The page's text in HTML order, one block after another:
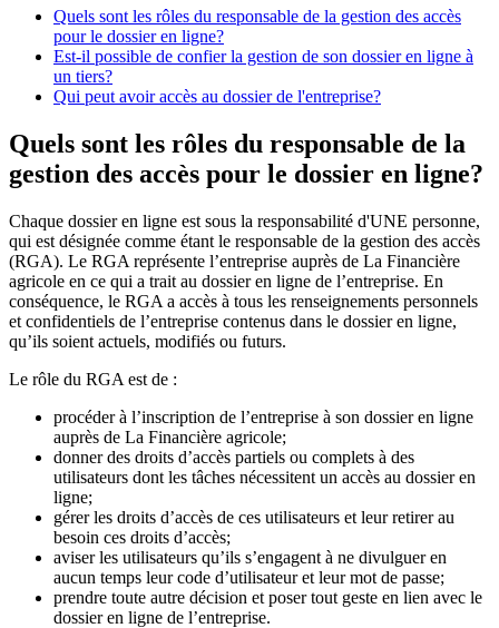
Quels sont les rôles du responsable de la gestion des accès
pour le dossier en ligne?
Est-il possible de confier la gestion de son dossier en ligne à
un tiers?
Qui peut avoir accès au dossier de l'entreprise?
Quels sont les rôles du responsable de la
gestion des accès pour le dossier en ligne?
Chaque dossier en ligne est sous la responsabilité d'UNE personne,
qui est désignée comme étant le responsable de la gestion des accès
(RGA). Le RGA représente l’entreprise auprès de La Financière
agricole en ce qui a trait au dossier en ligne de l’entreprise. En
conséquence, le RGA a accès à tous les renseignements personnels
et confidentiels de l’entreprise contenus dans le dossier en ligne,
qu’ils soient actuels, modifiés ou futurs.
Le rôle du RGA est de :
procéder à l’inscription de l’entreprise à son dossier en ligne
auprès de La Financière agricole;
donner des droits d’accès partiels ou complets à des
utilisateurs dont les tâches nécessitent un accès au dossier en
ligne;
gérer les droits d’accès de ces utilisateurs et leur retirer au
besoin ces droits d’accès;
aviser les utilisateurs qu’ils s’engagent à ne divulguer en
aucun temps leur code d’utilisateur et leur mot de passe;
prendre toute autre décision et poser tout geste en lien avec le
dossier en ligne de l’entreprise.